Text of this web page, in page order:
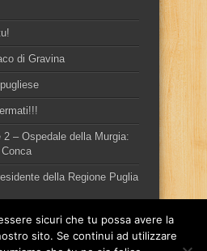
di Gravina
2 – Ospedale della Murgia:
della Regione Puglia
sicuri che tu possa avere la
sito. Se continui ad utilizzare